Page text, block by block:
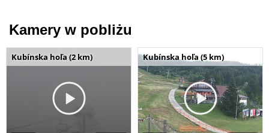
Kamery w pobliżu
Kubínska hoľa (2 km) Kubínska hoľa (5 km)